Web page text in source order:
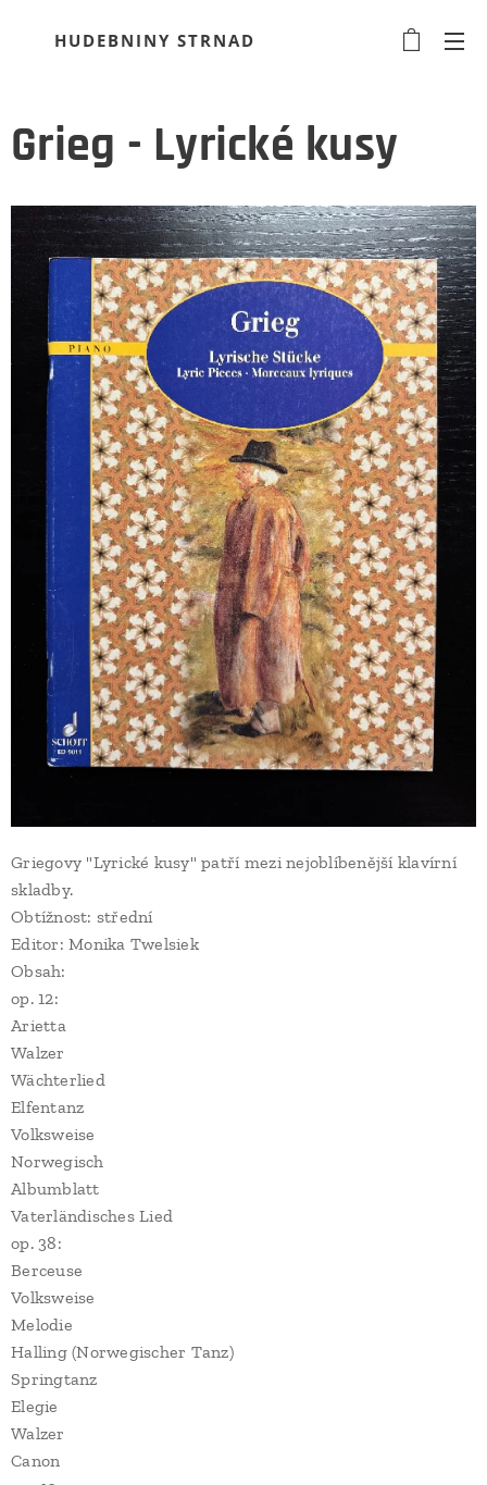
HUDEBNINY STRNAD
Grieg - Lyrické kusy
Griegovy "Lyrické kusy" patří mezi nejoblíbenější klavírní
skladby.
Obtížnost: střední
Editor: Monika Twelsiek
Obsah:
op. 12:
Arietta
Walzer
Wächterlied
Elfentanz
Volksweise
Norwegisch
Albumblatt
Vaterländisches Lied
op. 38:
Berceuse
Volksweise
Melodie
Halling (Norwegischer Tanz)
Springtanz
Elegie
Walzer
Canon